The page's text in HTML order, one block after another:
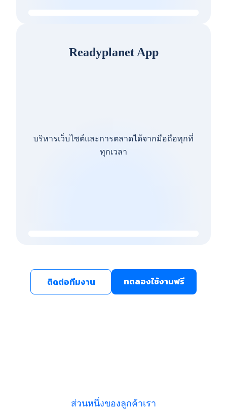
Readyplanet App
บริหารเว็บไซต์และการตลาดได้จากมือถือทุกที่
ทุกเวลา
ติดต่อทีมงาน ทดลองใช้งานฟรี
ส่วนหนึ่งของลูกค้าเรา